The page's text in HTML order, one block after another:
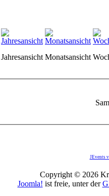
Jahresansicht Monatsansicht
JEvents
Copyright © 2026
Joomla! ist freie, unter der